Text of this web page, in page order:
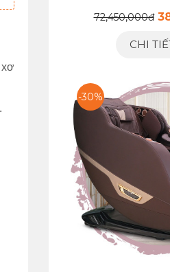
72,450,000đ
CHI
-30%